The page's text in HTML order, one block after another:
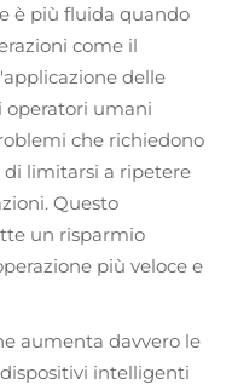
è più fluida quando
come il
delle
operatori umani
che richiedono
di limitarsi a ripetere
Questo
un risparmio
più veloce e
aumenta davvero le
intelligenti